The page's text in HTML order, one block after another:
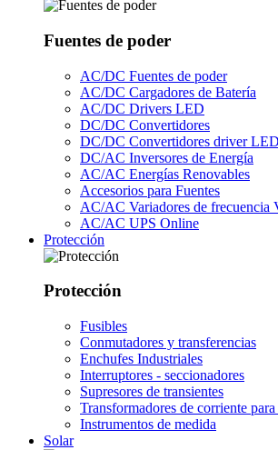
Fuentes de poder
AC/DC Fuentes de poder
AC/DC Cargadores de Batería
AC/DC Drivers LED
DC/DC Convertidores
DC/DC Convertidores driver LED
DC/AC Inversores de Energía
AC/AC Energías Renovables
Accesorios para Fuentes
AC/AC Variadores de frecuencia
AC/AC UPS Online
Protección
Protección
Fusibles
Conmutadores y transferencias
Enchufes Industriales
Interruptores - seccionadores
Supresores de transientes
Transformadores de corriente
Instrumentos de medida
Solar